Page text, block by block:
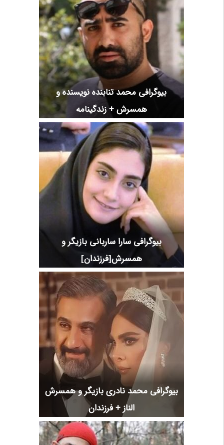
بیوگرافی محمد تنابنده نویسنده و
همسرش + زندگینامه
بیوگرافی سارا ساربانی بازیگر و
همسرش[فرزندان]
بیوگرافی محمد نادری بازیگر و همسرش
الناز + فرزندان